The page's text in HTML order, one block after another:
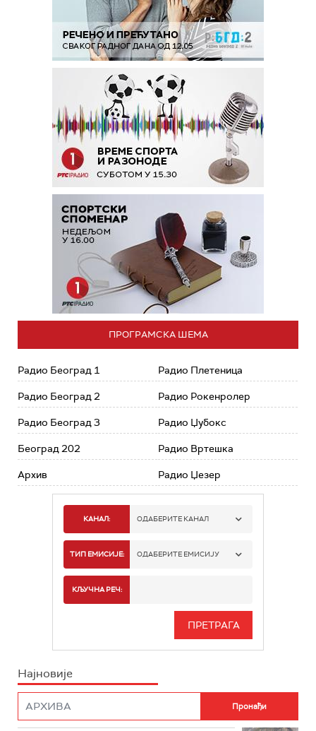
ПРОГРАМСКА ШЕМА
Радио Београд 1
Радио Београд 2
Радио Београд 3
Београд 202
Архив
Радио Плетеница
Радио Рокенролер
Радио Џубокс
Радио Вртешка
Радио Џезер
КАНАЛ: ОДАБЕРИТЕ КАНАЛ
РАДИО БЕОГРАД 1
РАДИО БЕОГРАД 3
РАДИО РОКЕНРОЛЕР
ТИП ЕМИСИЈЕ: ОДАБЕРИТЕ ЕМИСИЈУ
ИНФО
КЉУЧНА РЕЧ:
Најновије